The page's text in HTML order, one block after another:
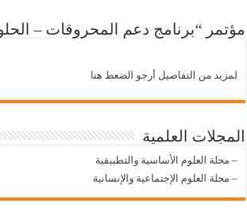
مؤتمر “برنامج دعم المحروقات –
لمزيد من التفاصيل أرجو الضعط هنا
المجلات العلمية
– مجلة العلوم الأساسية والتطبيقية
– مجلة العلوم الإجتماعية والإنسانية